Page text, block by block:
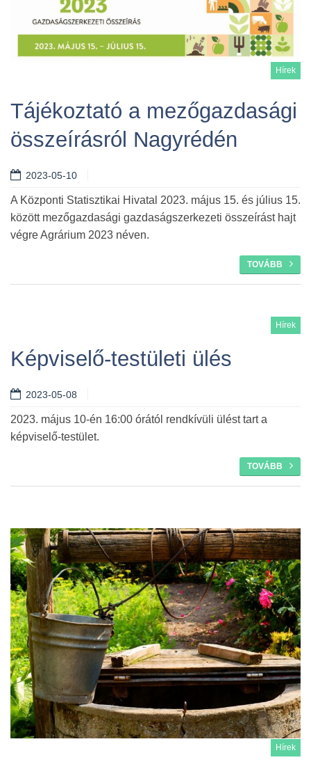
Hírek
Tájékoztató a mezőgazdasági
összeírásról Nagyrédén
2023-05-10
A Központi Statisztikai Hivatal 2023. május 15. és július 15.
között mezőgazdasági gazdaságszerkezeti összeírást hajt
végre Agrárium 2023 néven.
TOVÁBB
Hírek
Képviselő-testületi ülés
2023-05-08
2023. május 10-én 16:00 órától rendkívüli ülést tart a
képviselő-testület.
TOVÁBB
Hírek